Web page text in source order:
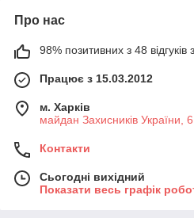
Про нас
98% позитивних з 48 відгуків
Працює з 15.03.2012
м. Харків
майдан Захисників України,
Контакти
Сьогодні вихідний
Показати весь графік